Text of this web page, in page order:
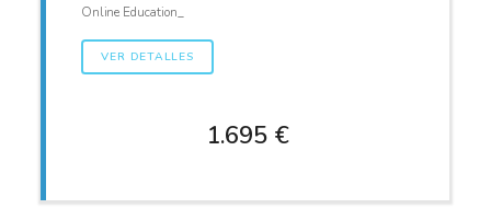
Online Education_
VER DETALLES
1.695 €